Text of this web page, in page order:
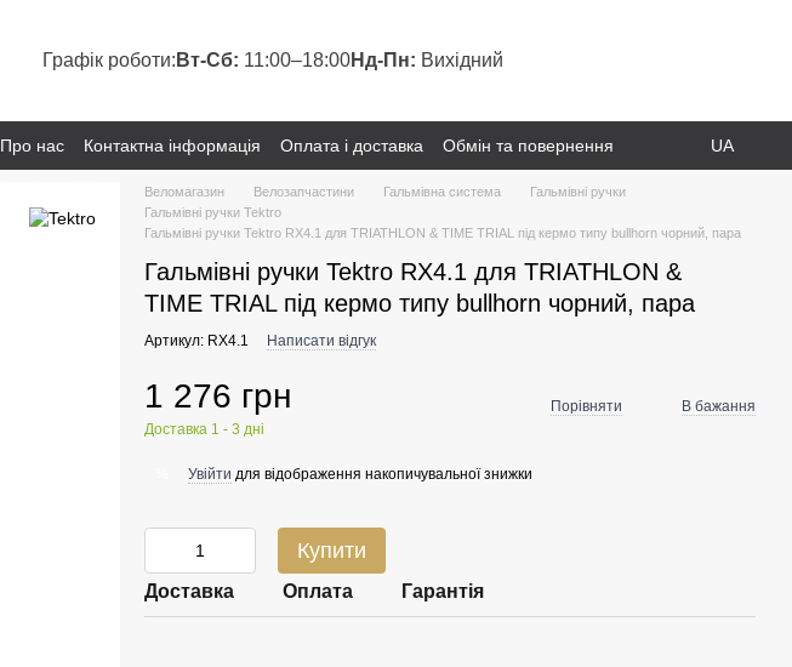
Графік роботи: Вт-Сб: 11:00–18:00Нд-Пн: Вихідний
Про нас Контактна інформація Оплата і доставка
Обмін та повернення
UA
Веломагазин Велозапчастини Гальмівна система
Гальмівні ручки
Гальмівні ручки Tektro
Гальмівні ручки Tektro RX4.1 для TRIATHLON & TIME TRIAL під кермо типу bullhorn чорний, пара
Гальмівні ручки Tektro RX4.1 для TRIATHLON &
TIME TRIAL під кермо типу bullhorn чорний, пара
Артикул: RX4.1 Написати відгук
1 276 грн
Доставка 1 - 3 дні
Порівняти В бажання
Увійти для відображення накопичувальної знижки
Купити
Доставка Оплата Гарантія